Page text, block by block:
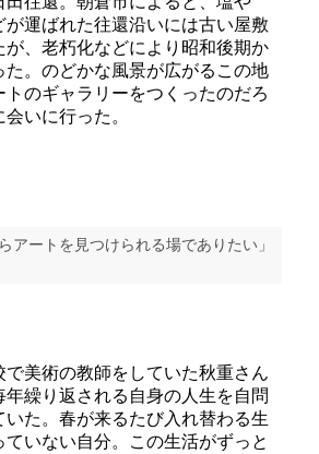
が運ばれた往還沿いには古い屋敷
が、老朽化などにより昭和後期か
た。のどかな風景が広がるこの地
トのギャラリーをつくったのだろ
いに行った。
アートを見つけられる場でありたい」
美術の教師をしていた秋重さん
年繰り返される自身の人生を自問
いた。春が来るたび入れ替わる生
いない自分。この生活がずっと